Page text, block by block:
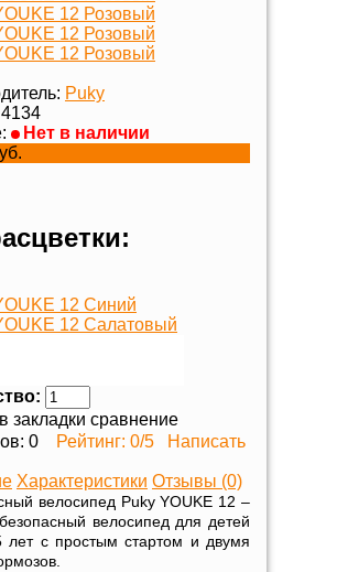
Puky
4134
Нет в наличии
в закладки сравнение
Рейтинг: 0/5
Написать
Характеристики Отзывы (0)
велосипед Puky YOUKE 12 –
велосипед для детей
лет с простым стартом и двумя